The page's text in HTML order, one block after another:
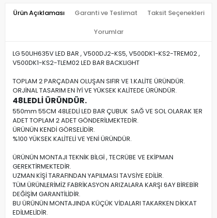
Ürün Açıklaması Garanti ve Teslimat Taksit Seçenekleri
Yorumlar
LG 50UH635V LED BAR , V500DJ2-KS5, V500DK1-KS2-TREM02 ,
V500DK1-KS2-TLEM02 LED BAR BACKLIGHT
TOPLAM 2 PARÇADAN OLUŞAN SIFIR VE 1.KALİTE ÜRÜNDÜR.
ORJİNAL TASARIM EN İYİ VE YÜKSEK KALİTEDE ÜRÜNDÜR.
48LEDLİ ÜRÜNDÜR.
550mm 55CM 48LEDLİ LED BAR ÇUBUK SAĞ VE SOL OLARAK 1ER
ADET TOPLAM 2 ADET GÖNDERİLMEKTEDİR.
ÜRÜNÜN KENDİ GÖRSELİDİR.
%100 YÜKSEK KALİTELİ VE YENİ ÜRÜNDÜR.
ÜRÜNÜN MONTAJI TEKNİK BİLGİ , TECRÜBE VE EKİPMAN
GEREKTİRMEKTEDİR.
UZMAN KİŞİ TARAFINDAN YAPILMASI TAVSİYE EDİLİR.
TÜM ÜRÜNLERİMİZ FABRİKASYON ARIZALARA KARŞI 6AY BİREBİR
DEĞİŞİM GARANTİLİDİR.
BU ÜRÜNÜN MONTAJINDA KÜÇÜK VİDALARI TAKARKEN DİKKAT
EDİLMELİDİR.